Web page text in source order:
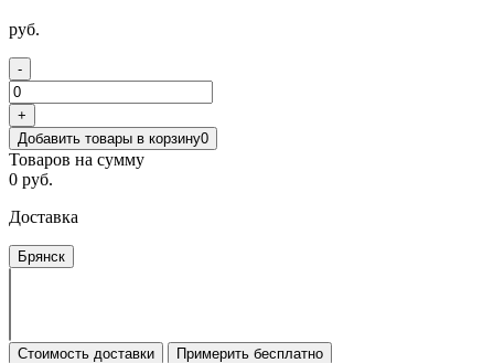
руб.
-
+
Добавить товары в корзину0
Товаров на сумму
0 руб.
Доставка
Брянск
Стоимость доставки Примерить бесплатно